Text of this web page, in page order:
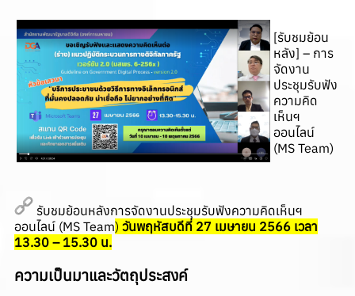
[รับชมย้อน
หลัง] – การ
จัดงาน
ประชุมรับฟัง
ความคิด
เห็นฯ
ออนไลน์
(MS Team)
รับชมย้อนหลังการจัดงานประชุมรับฟังความคิดเห็นฯ
ออนไลน์ (MS Team) วันพฤหัสบดีที่ 27 เมษายน 2566 เวลา
13.30 – 15.30 น.
ความเป็นมาและวัตถุประสงค์